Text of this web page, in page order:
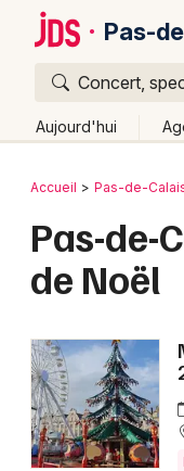
Concert,
Aujourd'hui
Publier un
Activité &
Manifestations
Bordeaux
Colmar
Lyon
Marseille
Mulhouse
Retour
Accueil Pas-de-
Pas-de-
de Noël
Quoi ?
Où ?
Près de moi
Quand ?